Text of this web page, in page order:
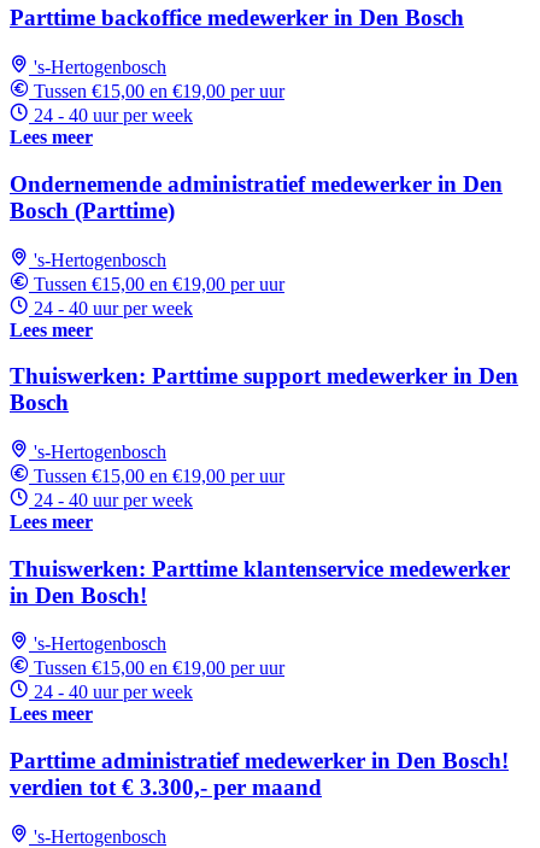
Parttime backoffice medewerker in Den Bosch
's-Hertogenbosch
Tussen €15,00 en €19,00 per uur
24 - 40 uur per week
Lees meer
Ondernemende administratief medewerker in Den
Bosch (Parttime)
's-Hertogenbosch
Tussen €15,00 en €19,00 per uur
24 - 40 uur per week
Lees meer
Thuiswerken: Parttime support medewerker in Den
Bosch
's-Hertogenbosch
Tussen €15,00 en €19,00 per uur
24 - 40 uur per week
Lees meer
Thuiswerken: Parttime klantenservice medewerker
in Den Bosch!
's-Hertogenbosch
Tussen €15,00 en €19,00 per uur
24 - 40 uur per week
Lees meer
Parttime administratief medewerker in Den Bosch!
verdien tot € 3.300,- per maand
's-Hertogenbosch